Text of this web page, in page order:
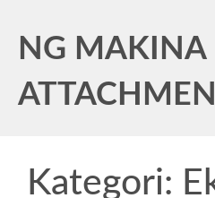
NG MAKINA
Kategori: